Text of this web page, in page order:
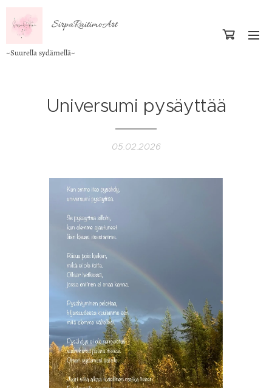
SirpaRaitimoArt
~Suurella sydämellä~
Universumi pysäyttää
05.02.2026